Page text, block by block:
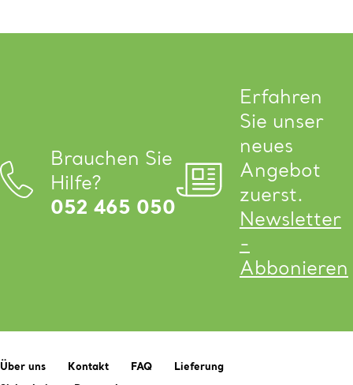
Brauchen Sie
Hilfe?
052 465 050
Erfahren
Sie unser
neues
Angebot
zuerst.
Newsletter
-
Abbonieren
Über uns Kontakt FAQ
Lieferung